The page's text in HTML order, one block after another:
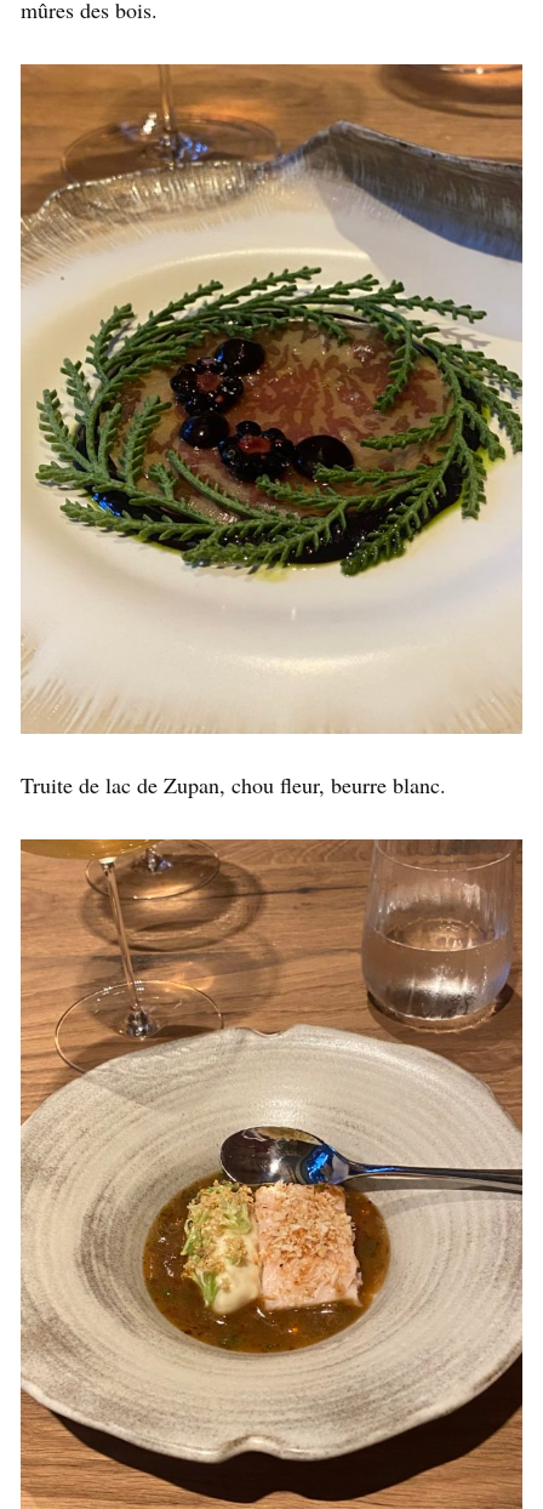
mûres des bois.
Truite de lac de Zupan, chou fleur, beurre blanc.